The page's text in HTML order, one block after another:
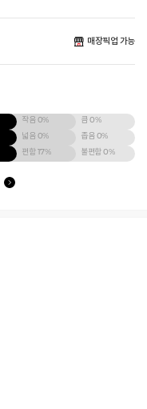
매장픽업 가능
작음0% 큼0%
넓음0% 좁음0%
편함17% 불편함0%